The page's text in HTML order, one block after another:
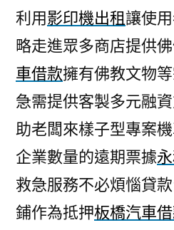
利用影印機出租讓使
略走進眾多商店​提供
車借款擁有佛教文物
急需提供客製多元融
助老闆來樣子型專案
企業數量的遠期票據
救急服務不必煩惱貸
鋪作為抵押板橋汽車